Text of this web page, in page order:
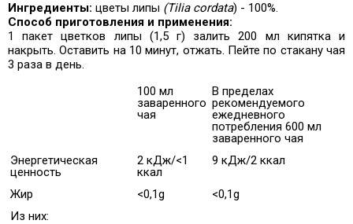
Ингредиенты: цветы липы (Tilia cordata) - 100%.
Способ приготовления и применения:
1 пакет цветков липы (1,5 г) залить 200 мл кипятка и
накрыть. Оставить на 10 минут, отжать. Пейте по стакану чая
3 раза в день.
100 мл
заваренного
чая
В пределах
рекомендуемого
ежедневного
потребления 600 мл
заваренного чая
Энергетическая
ценность
2 кДж/<1
ккал
9 кДж/2 ккал
Жир <0,1g
<0,1g
Из них: